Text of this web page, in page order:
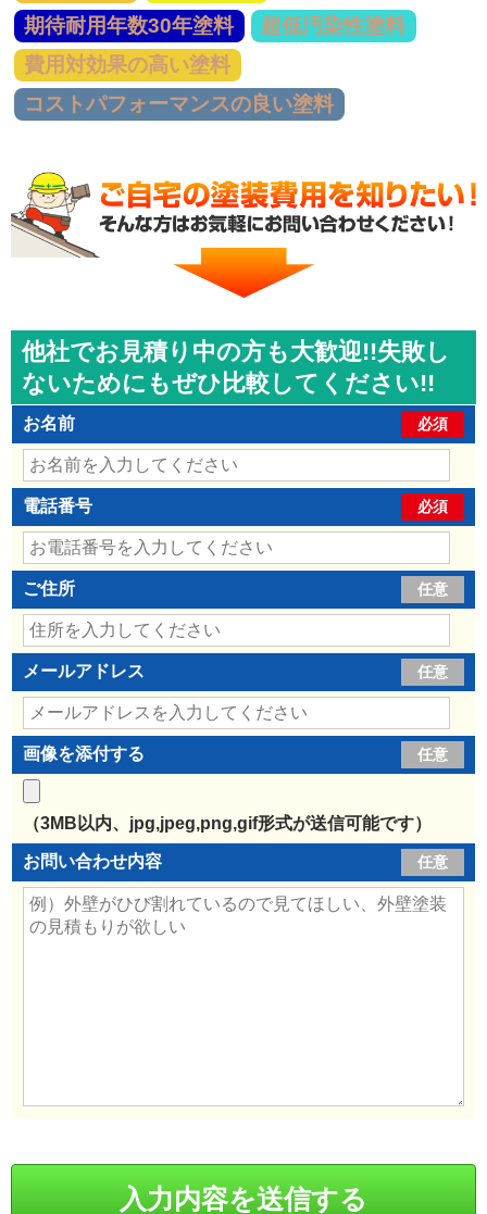
期待耐用年数30年塗料
超低汚染性塗料
費用対効果の高い塗料
コストパフォーマンスの良い塗料
他社でお見積り中の方も大歓迎!!失敗し
ないためにもぜひ比較してください!!
お名前 必須
電話番号 必須
ご住所 任意
メールアドレス 任意
画像を添付する 任意
（3MB以内、jpg,jpeg,png,gif形式が送信可能です）
お問い合わせ内容 任意